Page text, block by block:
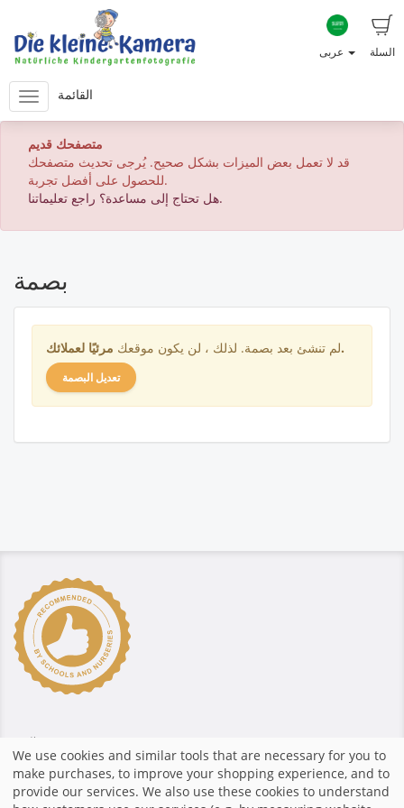
السلة
القائمة
متصفحك قديم
قد لا تعمل بعض الميزات بشكل صحيح. يُرجى تحديث متصفحك
للحصول على أفضل تجربة.
هل تحتاج إلى مساعدة؟ راجع تعليماتنا.
بصمة
لم تنشئ بعد بصمة. لذلك ، لن يكون موقعك مرئيًا لعملائك.
تعديل البصمة
We use cookies and similar tools that are necessary for you to
make purchases, to improve your shopping experience, and to
provide our services. We also use these cookies to understand